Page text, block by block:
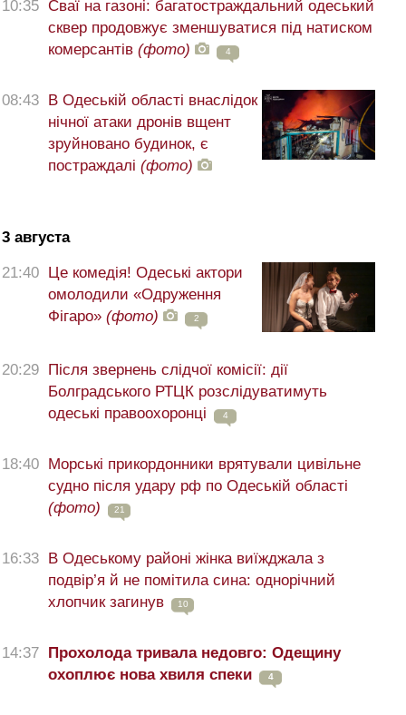
10:35 Сваї на газоні: багатостраждальний одеський
сквер продовжує зменшуватися під натиском
комерсантів (фото) 4
08:43 В Одеській області внаслідок
нічної атаки дронів вщент
зруйновано будинок, є
постраждалі (фото)
3 августа
21:40 Це комедія! Одеські актори
омолодили «Одруження
Фігаро» (фото) 2
20:29 Після звернень слідчої комісії: дії
Болградського РТЦК розслідуватимуть
одеські правоохоронці
4
18:40 Морські прикордонники врятували цивільне
судно після удару рф по Одеській області
(фото)
21
16:33 В Одеському районі жінка виїжджала з
подвір’я й не помітила сина: однорічний
хлопчик загинув
10
14:37 Прохолода тривала недовго: Одещину
охоплює нова хвиля спеки
4